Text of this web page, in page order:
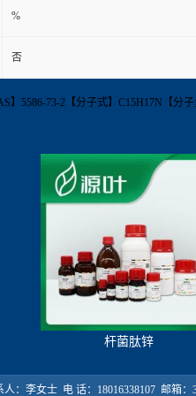
%
否
】5586-73-2【分子式】C15H17N【
杆菌肽锌
人：李女士 电 话：18016338107 邮箱